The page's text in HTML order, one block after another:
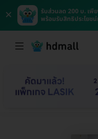
×
รับส่วนลด 200 บ. เพี
พร้อมรับสิทธิประโยช